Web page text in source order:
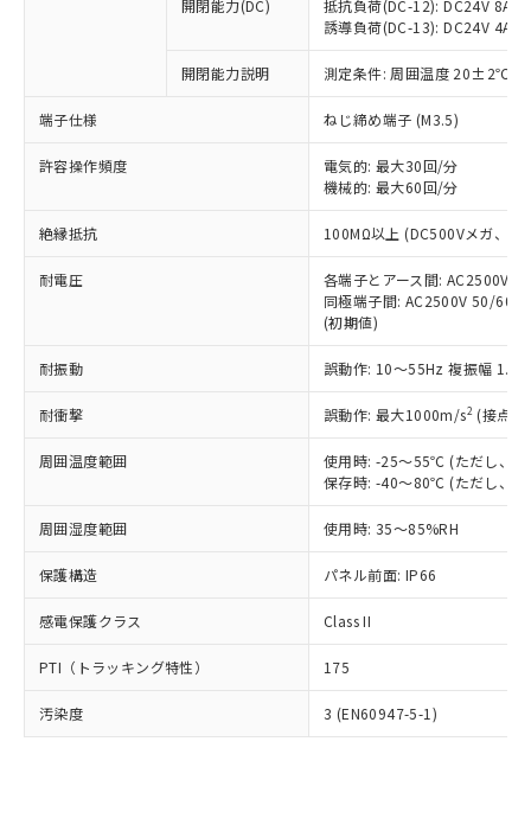
開閉能力(DC)
抵抗負荷(DC-12): DC24V 8A/
誘導負荷(DC-13): DC24V 4A/
開閉能力説明 測定条件: 周囲温度 20±2℃、
端子仕様 ねじ締め端子 (M3.5)
許容操作頻度
電気的: 最大30回/分
機械的: 最大60回/分
絶縁抵抗 100MΩ以上 (DC500Vメガ、点
耐電圧
各端子とアース間: AC2500V
同極端子間: AC2500V 50/
(初期値)
耐振動 誤動作: 10～55Hz 複振幅
耐衝撃 誤動作: 最大1000m/s2 (接点
周囲温度範囲
使用時: -25～55℃ (ただし、氷
保存時: -40～80℃ (ただし、氷
周囲湿度範囲 使用時: 35～85%RH
保護構造 パネル前面: IP66
感電保護クラス Class II
PTI（トラッキング特性） 175
汚染度 3 (EN60947-5-1)
ことをご了承ください。
在庫状況および標準価格照会結果は、
記載している更新日時点での社内デー
タに基づき作成されるものであり、閲
覧された時点での実際の在庫および標
準価格とは異なる場合があることをご
正式な納期状況および標準価格はお客
様のお取引先、またはお客様担当のオ
ムロン制御機器販売店・当社販売員に
オムロン制御機器販売店や当社販売拠
販売ネットワーク
」をご確認
在庫状況および標準価格結果を当社の
事前の承諾なく第三者に漏洩または開
示しないようお願いします。
マイパーツ機能（部品リスト作成サー
ビス）をご利用いただくには、I-Web
メンバーズにご登録されている必要が
お客様が当ウェブサイト上で当社にご
登録された部品リストについて、当社
および当社の共同利用者が、当社の製
品・サービスに関するお客様との取
引・商談に必要な範囲で利用すること
をご了承ください。
※当社の共同利用者とは、"個人情報
の「1.共同利
用者の範囲」に記載されている法人を
むを得ず変更することがあります。
*EU RoHS指令（10物質）：
鉛(Pb) 1000ppm以下、 水銀(Hg) 1000ppm以下、 カド
ミウム(Cd) 100ppm以下、
六価クロム(Cr(Ⅵ)) 1000ppm以下、ポリ臭化ビフェニル
類(PBB) 1000ppm以下、ポリ臭化ジフェニルエーテル類
(PBDE) 1000ppm以下、フタル酸ビス(2-エチルヘキシ
ル) (DEHP)(別名：DOP) 1000ppm以下、フタル酸ブチ
(DIBP) 1000ppm以下
但し、RoHS指令で産業用監視および制御機器に対する
フタル酸エステル類の４物質については閾値を超える意
図的な使用がないことを確認しています。
部品在庫の切り替え状況などにより、予定
月が前後することがあります。
※3 非含有証明書ダウンロード
下記の非含有証明書をダウンロードするこ
とができます。
EU RoHS指令（10物質）の非含有証明書
51物質の非含有証明書（当社基準）
※本証明書は発行日時点で非含有を証明す
「－」：未確認です。当社販売部門へお問
*中国RoHS10物質の基準値 (GB/T26572)：
Pb(鉛) :1000ppm、 Hg(水銀) : 1000ppm、 Cd(カドミウ
ニル類) : 1000ppm、 PBDEs(ポリ臭化ジフェニルエーテ
DBP(フタル酸ジブチル) : 1000ppm、 DIBP(フタル酸ジ
イソブチル) : 1000ppm、 BBP(フタル酸ブチルベンジ
ル) : 1000ppm、
DEHP(フタル酸ビス(2-エチルヘキシル)) : 1000ppm
「ｅ」：有害物質（10物質）のすべてが基
準値以下であることを示します。
「10」：通常の使用状況下において有害物
質が外部に漏えいし、環境に深刻な影響を
及ぼさない年数を意味します。
「－」：未確認です。当社販売部門へお問
い合わせください。
当社は、これら貴社製品のうち、外国
為替および外国貿易法に定める商品
（以下｢規制貨物等」という）を輸出
または国外への提供する場合は、日本
国政府の輸出許可(または役務取引許
可)を取得するなどの必要な手続きを
当社は規制貨物を破棄する場合は、完
全に破砕するなど、違法に輸出されな
いよう必要な手段を講じます。
当社は貴社製品を、核兵器、ミサイ
ル、化学兵器、生物兵器またはその他
武器並びにこれらの製造装置等に一切
当社は、貴社製品を第三者に販売する
場合は、上記1、2および3の内容を当
該第三者に通知します。また当社は、
販売先および販売に係わる関係者が違
法に輸出するおそれがある場合は、取
り引きをいたしません。
○ 一定数以上の在庫あり
一定数には満たないが在庫あり
在庫なし(最新の在庫状況につ
いては、お客様のお取引先、ま
たはお客様担当のオムロン制御
機器販売店・当社販売員にご確
白
受注生産機種、また在庫状況の
情報を公開していない機種